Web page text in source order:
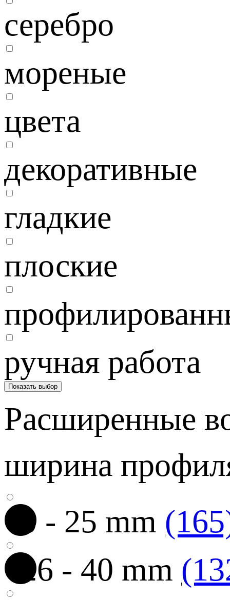
серебро
мореные
цвета
декоративные
гладкие
плоские
ручная работа
Показать выбор
Расширенные
ширина
0 - 25 mm
26 - 40 mm